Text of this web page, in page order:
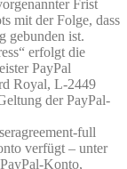
Frist
mit der Folge, dass
gebunden ist.
erfolgt die
PayPal
Royal, L-2449
der PayPal-
full
verfügt – unter
Konto,